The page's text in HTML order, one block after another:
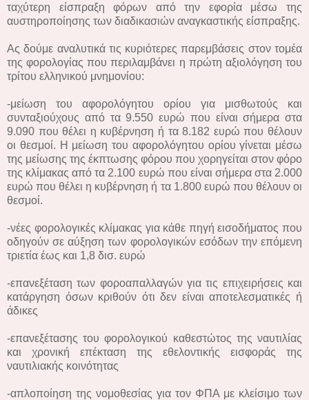
ταχύτερη είσπραξη φόρων από την εφορία μέσω της
αυστηροποίησης των διαδικασιών αναγκαστικής είσπραξης.
Ας δούμε αναλυτικά τις κυριότερες παρεμβάσεις στον τομέα
της φορολογίας που περιλαμβάνει η πρώτη αξιολόγηση του
τρίτου ελληνικού μνημονίου:
-μείωση του αφορολόγητου ορίου για μισθωτούς και
συνταξιούχους από τα 9.550 ευρώ που είναι σήμερα στα
9.090 που θέλει η κυβέρνηση ή τα 8.182 ευρώ που θέλουν
οι θεσμοί. Η μείωση του αφορολόγητου ορίου γίνεται μέσω
της μείωσης της έκπτωσης φόρου που χορηγείται στον φόρο
της κλίμακας από τα 2.100 ευρώ που είναι σήμερα στα 2.000
ευρώ που θέλει η κυβέρνηση ή τα 1.800 ευρώ που θέλουν οι
θεσμοί.
-νέες φορολογικές κλίμακας για κάθε πηγή εισοδήματος που
οδηγούν σε αύξηση των φορολογικών εσόδων την επόμενη
τριετία έως και 1,8 δισ. ευρώ
-επανεξέταση των φοροαπαλλαγών για τις επιχειρήσεις και
κατάργηση όσων κριθούν ότι δεν είναι αποτελεσματικές ή
άδικες
-επανεξέτασης του φορολογικού καθεστώτος της ναυτιλίας
και χρονική επέκταση της εθελοντικής εισφοράς της
ναυτιλιακής κοινότητας
-απλοποίηση της νομοθεσίας για τον ΦΠΑ με κλείσιμο των